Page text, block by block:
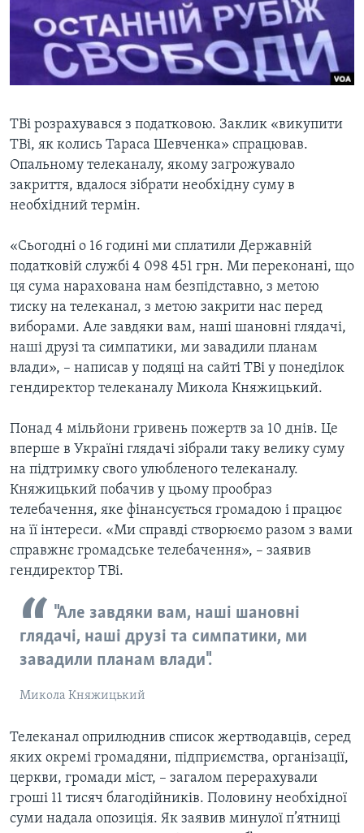
СУСПІЛЬСТВО
ЕКОНОМІКА
ІСТОРІЇ УСПІХУ УКРАЇНЦІВ
ТЕЛЕПРОГРАМИ
ЧАС-TIME
СТУДІЯ ВАШИНГТОН
ВІКНО В АМЕРИКУ
ПОГЛЯД З ВАШИНГТОНА
ENGLISH
МИ В СОЦМЕРЕЖАХ
ТВі розрахувався з податковою. Заклик «викупити
ТВі, як колись Тараса Шевченка» спрацював.
Опальному телеканалу, якому загрожувало
закриття, вдалося зібрати необхідну суму в
необхідний термін.
«Сьогодні о 16 годині ми сплатили Державній
податковій службі 4 098 451 грн. Ми переконані, що
ця сума нарахована нам безпідставно, з метою
тиску на телеканал, з метою закрити нас перед
виборами. Але завдяки вам, наші шановні глядачі,
наші друзі та симпатики, ми завадили планам
влади», – написав у подяці на сайті ТВі у понеділок
гендиректор телеканалу Микола Княжицький.
Понад 4 мільйони гривень пожертв за 10 днів. Це
вперше в Україні глядачі зібрали таку велику суму
на підтримку свого улюбленого телеканалу.
Княжицький побачив у цьому прообраз
телебачення, яке фінансується громадою і працює
на її інтереси. «Ми справді створюємо разом з вами
справжнє громадське телебачення», – заявив
гендиректор ТВі.
"Але завдяки вам, наші шановні
глядачі, наші друзі та симпатики, ми
завадили планам влади".
Микола Княжицький
Телеканал оприлюднив список жертводавців, серед
яких окремі громадяни, підприємства, організації,
церкви, громади міст, – загалом перерахували
гроші 11 тисяч благодійників. Половину необхідної
суми надала опозиція. Як заявив минулої п’ятниці